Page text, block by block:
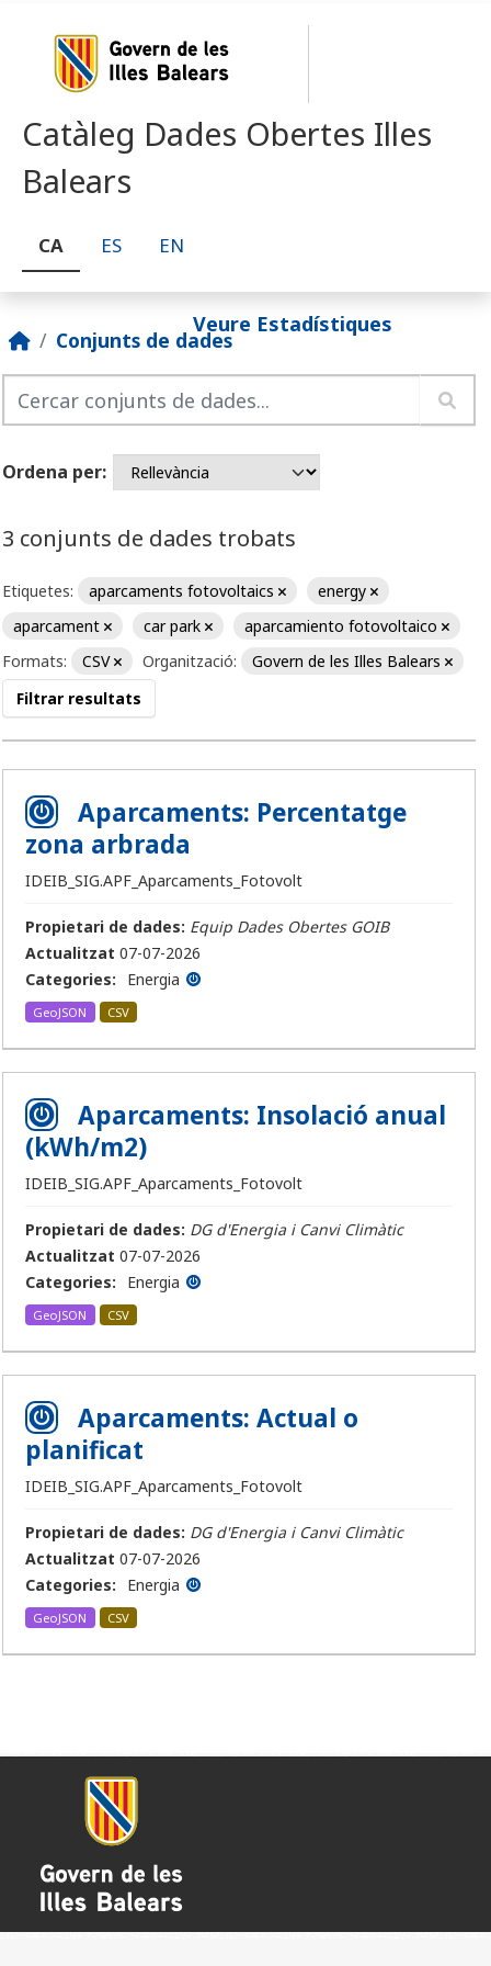
Catàleg Dades Obertes Illes
Balears
CA ES EN
Veure Estadístiques
Conjunts de dades
Ordena per
3 conjunts de dades trobats
Etiquetes: aparcaments fotovoltaics
energy
aparcament
car park
aparcamiento fotovoltaico
Formats:
CSV Organització:
Govern de les Illes Balears
Filtrar resultats
Aparcaments: Percentatge
zona arbrada
IDEIB_SIG.APF_Aparcaments_Fotovolt
Propietari de dades: Equip Dades Obertes GOIB
Actualitzat 07-07-2026
Categories:
Energia
GeoJSON CSV
Aparcaments: Insolació anual
(kWh/m2)
IDEIB_SIG.APF_Aparcaments_Fotovolt
Propietari de dades: DG d'Energia i Canvi Climàtic
Actualitzat 07-07-2026
Categories:
Energia
GeoJSON CSV
Aparcaments: Actual o
planificat
IDEIB_SIG.APF_Aparcaments_Fotovolt
Propietari de dades: DG d'Energia i Canvi Climàtic
Actualitzat 07-07-2026
Categories:
Energia
GeoJSON CSV